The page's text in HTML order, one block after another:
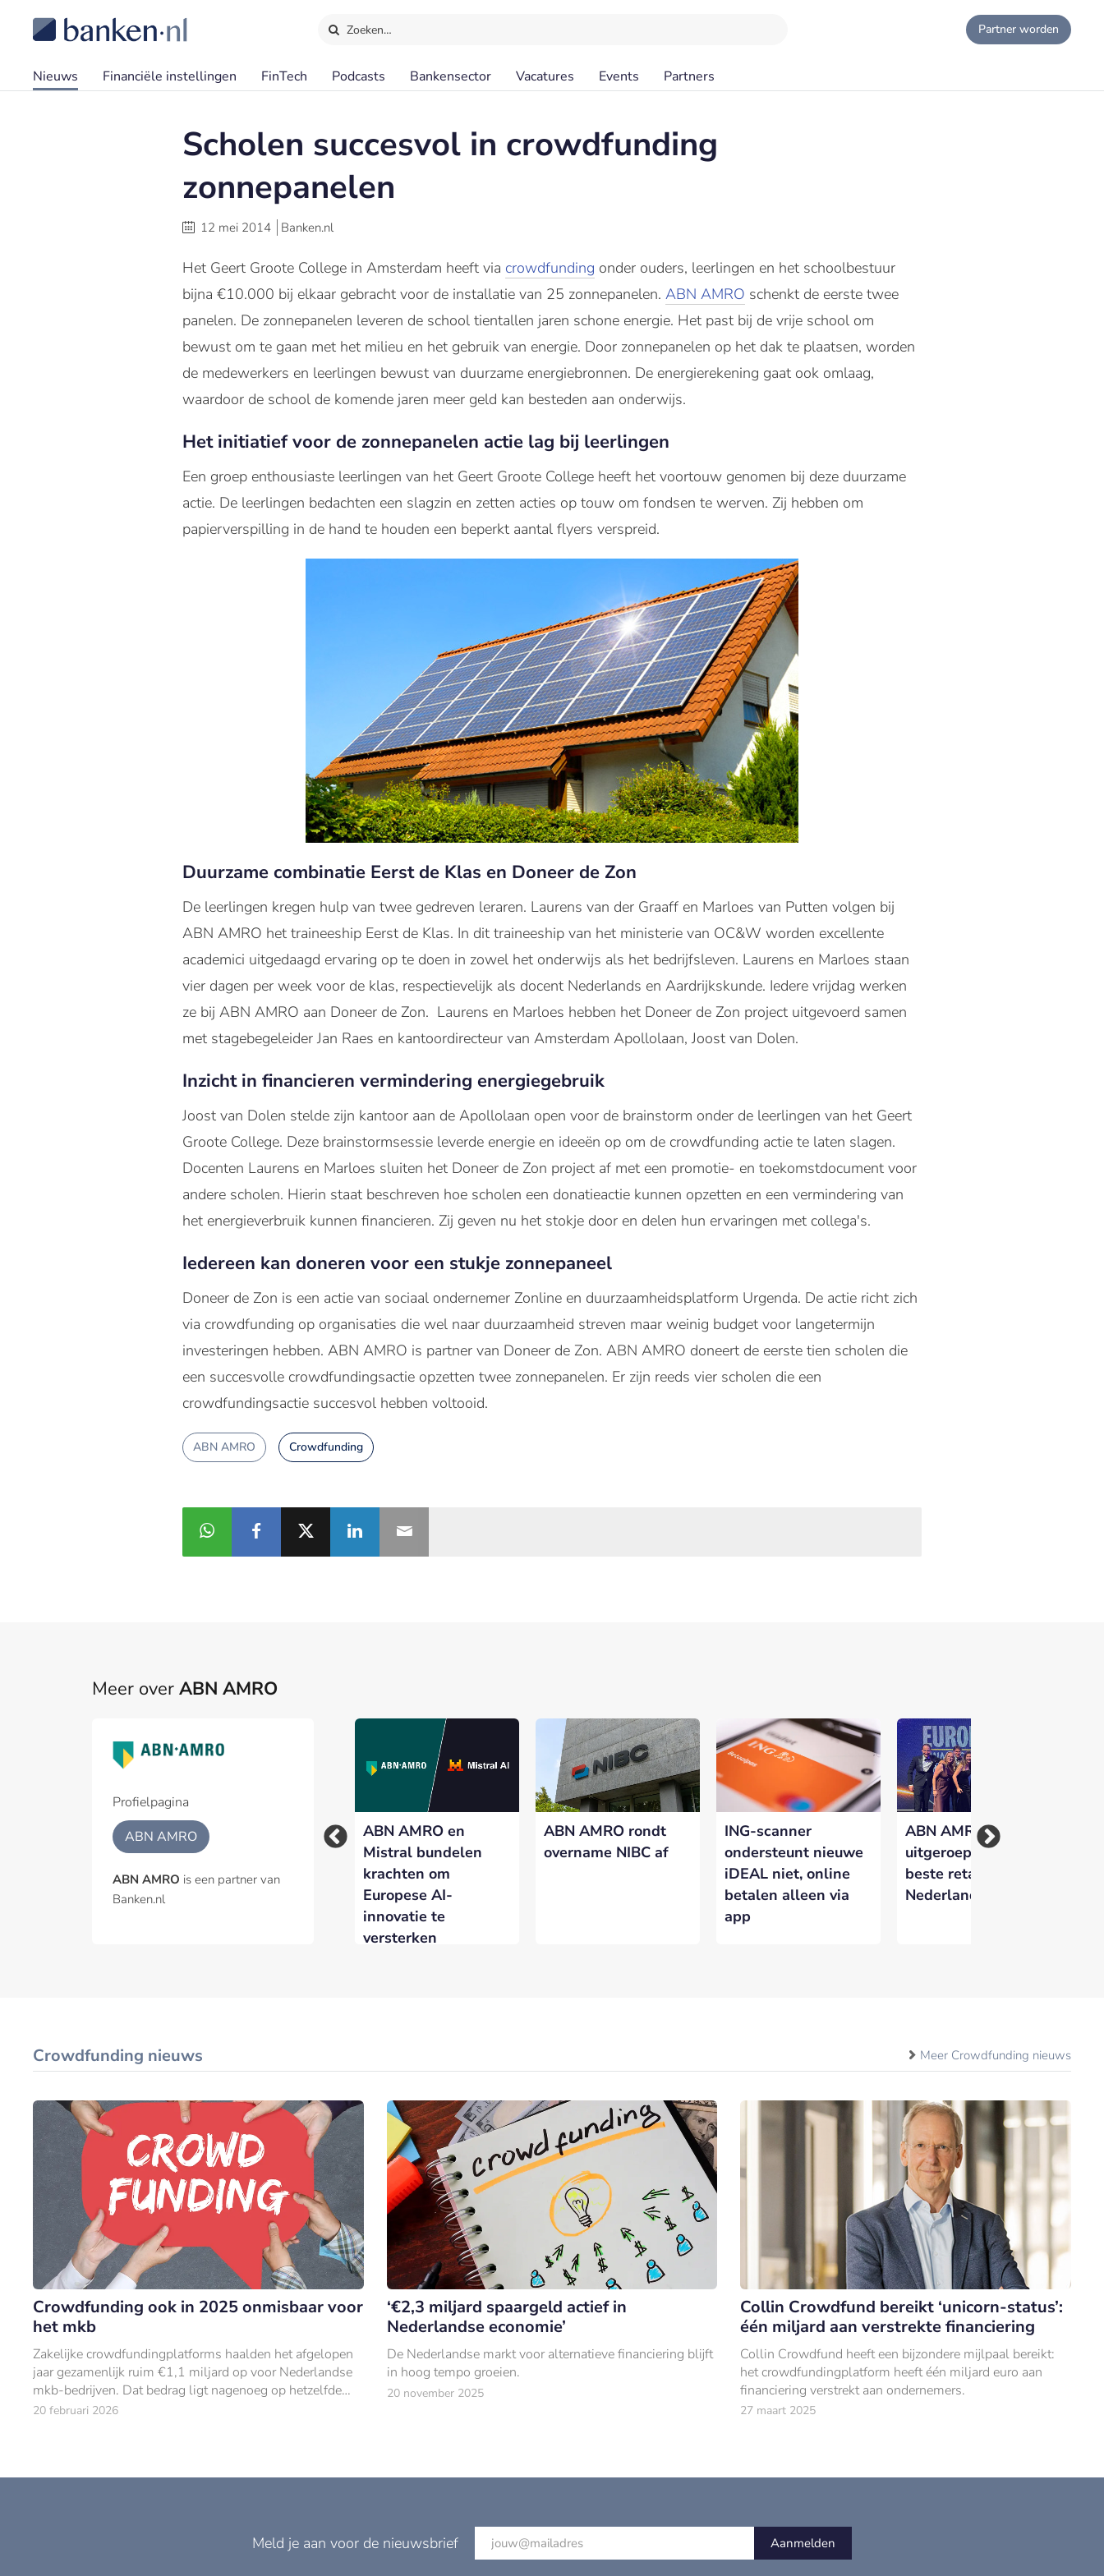
Zoeken… Partner worden
Nieuws Financiële instellingen FinTech Podcasts Bankensector Vacatures Events Partners
Scholen succesvol in crowdfunding
zonnepanelen
12 mei 2014 Banken.nl
Het Geert Groote College in Amsterdam heeft via crowdfunding onder ouders, leerlingen en het schoolbestuur
bijna €10.000 bij elkaar gebracht voor de installatie van 25 zonnepanelen. ABN AMRO schenkt de eerste twee
panelen. De zonnepanelen leveren de school tientallen jaren schone energie. Het past bij de vrije school om
bewust om te gaan met het milieu en het gebruik van energie. Door zonnepanelen op het dak te plaatsen, worden
de medewerkers en leerlingen bewust van duurzame energiebronnen. De energierekening gaat ook omlaag,
waardoor de school de komende jaren meer geld kan besteden aan onderwijs.
Het initiatief voor de zonnepanelen actie lag bij leerlingen
Een groep enthousiaste leerlingen van het Geert Groote College heeft het voortouw genomen bij deze duurzame
actie. De leerlingen bedachten een slagzin en zetten acties op touw om fondsen te werven. Zij hebben om
papierverspilling in de hand te houden een beperkt aantal flyers verspreid.
Duurzame combinatie Eerst de Klas en Doneer de Zon
De leerlingen kregen hulp van twee gedreven leraren. Laurens van der Graaff en Marloes van Putten volgen bij
ABN AMRO het traineeship Eerst de Klas. In dit traineeship van het ministerie van OC&W worden excellente
academici uitgedaagd ervaring op te doen in zowel het onderwijs als het bedrijfsleven. Laurens en Marloes staan
vier dagen per week voor de klas, respectievelijk als docent Nederlands en Aardrijkskunde. Iedere vrijdag werken
ze bij ABN AMRO aan Doneer de Zon. Laurens en Marloes hebben het Doneer de Zon project uitgevoerd samen
met stagebegeleider Jan Raes en kantoordirecteur van Amsterdam Apollolaan, Joost van Dolen.
Inzicht in financieren vermindering energiegebruik
Joost van Dolen stelde zijn kantoor aan de Apollolaan open voor de brainstorm onder de leerlingen van het Geert
Groote College. Deze brainstormsessie leverde energie en ideeën op om de crowdfunding actie te laten slagen.
Docenten Laurens en Marloes sluiten het Doneer de Zon project af met een promotie- en toekomstdocument voor
andere scholen. Hierin staat beschreven hoe scholen een donatieactie kunnen opzetten en een vermindering van
het energieverbruik kunnen financieren. Zij geven nu het stokje door en delen hun ervaringen met collega's.
Iedereen kan doneren voor een stukje zonnepaneel
Doneer de Zon is een actie van sociaal ondernemer Zonline en duurzaamheidsplatform Urgenda. De actie richt zich
via crowdfunding op organisaties die wel naar duurzaamheid streven maar weinig budget voor langetermijn
investeringen hebben. ABN AMRO is partner van Doneer de Zon. ABN AMRO doneert de eerste tien scholen die
een succesvolle crowdfundingsactie opzetten twee zonnepanelen. Er zijn reeds vier scholen die een
crowdfundingsactie succesvol hebben voltooid.
ABN AMRO Crowdfunding
Meer over ABN AMRO
Profielpagina
ABN AMRO
ABN AMRO is een partner van
Banken.nl
Woningmarkt koelt
verder af nu hogere
ABN AMRO – ODDO
BHF voor vijfde jaar
op rij Best Benelux
ABN AMRO en
Mistral bundelen
krachten om
Europese AI-
innovatie te
versterken
ABN AMRO rondt
overname NIBC af
ING-scanner
ondersteunt nieuwe
iDEAL niet, online
betalen alleen via
app
ABN AMRO
uitgeroepen tot
beste retailbank van
Nederland
Crowdfunding nieuws Meer Crowdfunding nieuws
Crowdfunding ook in 2025 onmisbaar voor
het mkb
Zakelijke crowdfundingplatforms haalden het afgelopen
jaar gezamenlijk ruim €1,1 miljard op voor Nederlandse
mkb-bedrijven. Dat bedrag ligt nagenoeg op hetzelfde
niveau als in 2024.
20 februari 2026
‘€2,3 miljard spaargeld actief in
Nederlandse economie’
De Nederlandse markt voor alternatieve financiering blijft
in hoog tempo groeien.
20 november 2025
Collin Crowdfund bereikt ‘unicorn-status’:
één miljard aan verstrekte financiering
Collin Crowdfund heeft een bijzondere mijlpaal bereikt:
het crowdfundingplatform heeft één miljard euro aan
financiering verstrekt aan ondernemers.
27 maart 2025
Meld je aan voor de nieuwsbrief Aanmelden